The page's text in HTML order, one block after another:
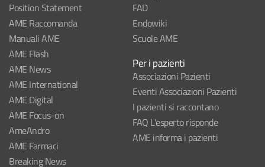
Position Statement
AME Raccomanda
Manuali AME
AME Flash
AME News
AME International
AME Digital
AME Focus-on
AmeAndro
AME Farmaci
Breaking News
FAD
Endowiki
Scuole AME
Per i pazienti
Associazioni Pazienti
Eventi Associazioni Pazienti
I pazienti si raccontano
FAQ L'esperto risponde
AME informa i pazienti